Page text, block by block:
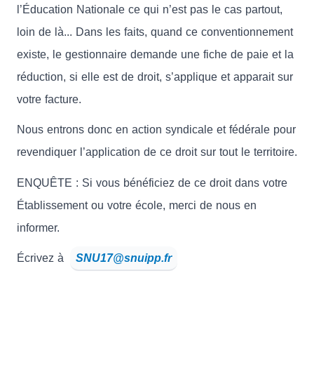
l’Éducation Nationale ce qui n’est pas le cas partout,
loin de là... Dans les faits, quand ce conventionnement
existe, le gestionnaire demande une fiche de paie et la
réduction, si elle est de droit, s’applique et apparait sur
votre facture.
Nous entrons donc en action syndicale et fédérale pour
revendiquer l’application de ce droit sur tout le territoire.
ENQUÊTE : Si vous bénéficiez de ce droit dans votre
Établissement ou votre école, merci de nous en
informer.
Écrivez à SNU17@snuipp.fr